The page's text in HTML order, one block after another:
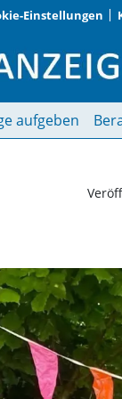
Einstellungen
aufgeben